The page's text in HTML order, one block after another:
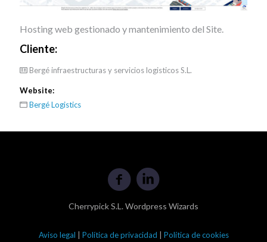
Hosting web gestionado y mantenimiento del Site.
Cliente:
Bergé infraestructuras y servicios logisticos S.L.
Website:
Bergé Logistics
Cherrypick S.L. Wordpress Wizards
Aviso legal Política de privacidad Política de cookies